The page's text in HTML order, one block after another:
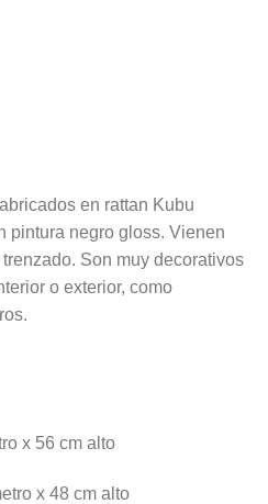
en rattan Kubu
pintura negro gloss. Vienen
Son muy decorativos
o exterior, como
x 56 cm alto
x 48 cm alto